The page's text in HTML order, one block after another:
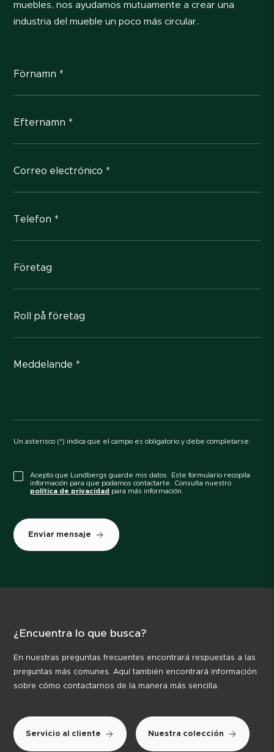
muebles, nos ayudamos mutuamente a crear una
industria del mueble un poco más circular.
Förnamn *
Efternamn *
Correo electrónico *
Telefon *
Företag
Roll på företag
Meddelande *
Un asterisco (*) indica que el campo es obligatorio y debe completarse.
Acepto que Lundbergs guarde mis datos. Este formulario recopila
información para que podamos contactarte. Consulta nuestro
política de privacidad para más información.
Enviar mensaje
¿Encuentra lo que busca?
En nuestras preguntas frecuentes encontrará respuestas a las
preguntas más comunes. Aquí también encontrará información
sobre cómo contactarnos de la manera más sencilla.
Servicio al cliente Nuestra colección